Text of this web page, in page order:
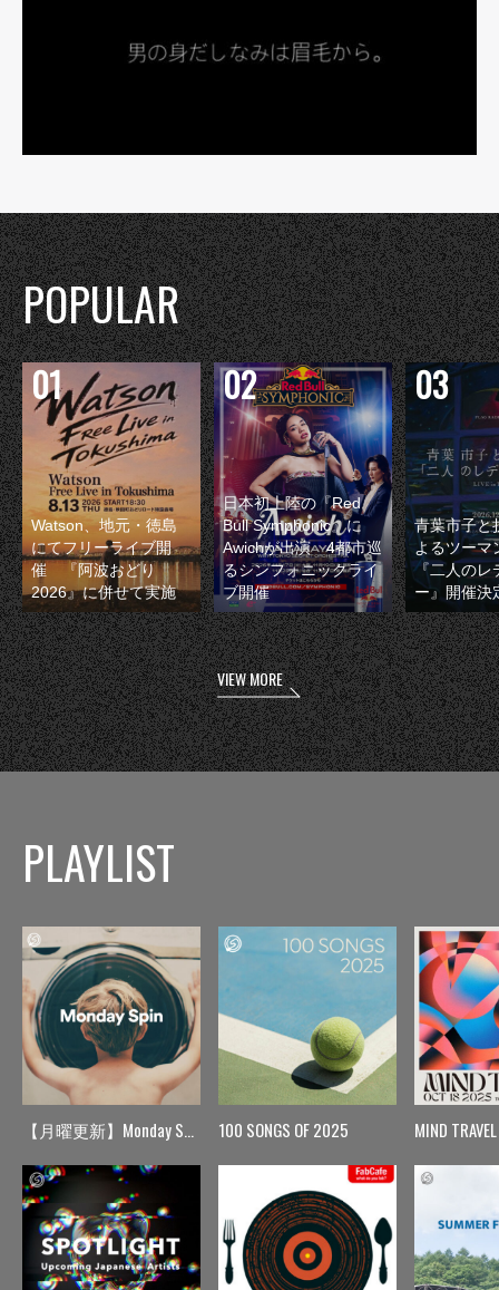
POPULAR
Watson、地元・徳島
にてフリーライブ開
催 『阿波おどり
2026』に併せて実施
日本初上陸の『Red
Bull Symphonic』に
Awichが出演 4都市巡
るシンフォニックライ
ブ開催
青葉市子と
よるツーマ
『二人のレ
ー』開催決
VIEW MORE
PLAYLIST
【月曜更新】Monday Spin 100 SONGS OF 2025 MIND TRAVEL